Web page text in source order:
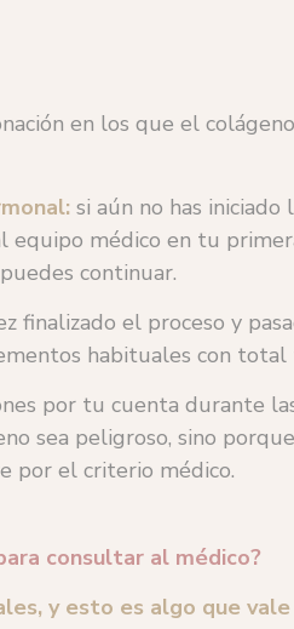
en los que el
si aún no has iniciado
equipo médico en tu
continuar.
finalizado el proceso y
habituales con
por tu cuenta durante
sea peligroso, sino
por el criterio médico.
consultar al médico?
y esto es algo que